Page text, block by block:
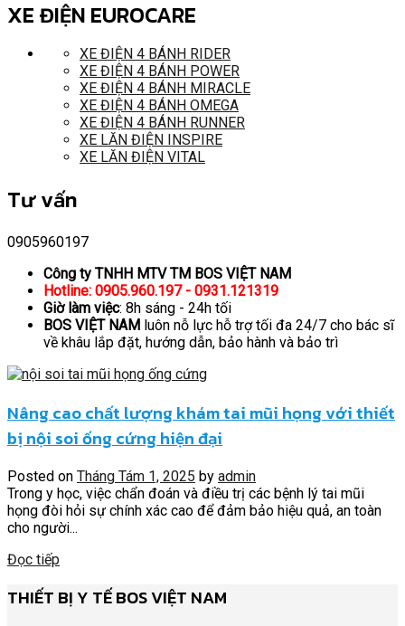
XE ĐIỆN EUROCARE
XE ĐIỆN 4 BÁNH RIDER
XE ĐIỆN 4 BÁNH POWER
XE ĐIỆN 4 BÁNH MIRACLE
XE ĐIỆN 4 BÁNH OMEGA
XE ĐIỆN 4 BÁNH RUNNER
XE LĂN ĐIỆN INSPIRE
XE LĂN ĐIỆN VITAL
Tư vấn
0905960197
Công ty TNHH MTV TM BOS VIỆT NAM
Hotline: 0905.960.197 - 0931.121319
Giờ làm việc: 8h sáng - 24h tối
BOS VIỆT NAM luôn nỗ lực hỗ trợ tối đa 24/7 cho bác sĩ
về khâu lắp đặt, hướng dẫn, bảo hành và bảo trì
Nâng cao chất lượng khám tai mũi họng với thiết
bị nội soi ống cứng hiện đại
Posted on Tháng Tám 1, 2025 by admin
Trong y học, việc chẩn đoán và điều trị các bệnh lý tai mũi
họng đòi hỏi sự chính xác cao để đảm bảo hiệu quả, an toàn
cho người...
Đọc tiếp
THIẾT BỊ Y TẾ BOS VIỆT NAM